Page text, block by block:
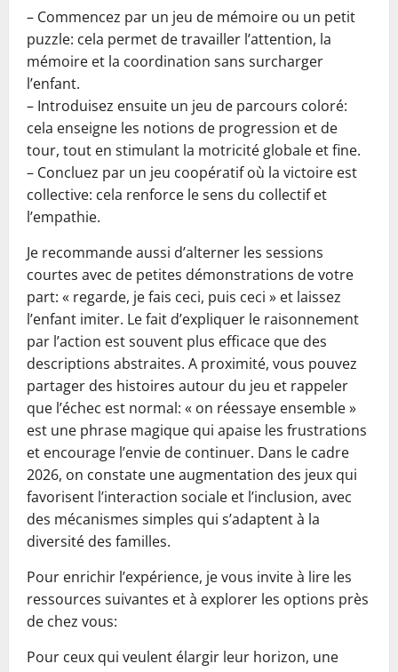
– Commencez par un jeu de mémoire ou un petit
puzzle: cela permet de travailler l’attention, la
mémoire et la coordination sans surcharger
l’enfant.
– Introduisez ensuite un jeu de parcours coloré:
cela enseigne les notions de progression et de
tour, tout en stimulant la motricité globale et fine.
– Concluez par un jeu coopératif où la victoire est
collective: cela renforce le sens du collectif et
l’empathie.
Je recommande aussi d’alterner les sessions
courtes avec de petites démonstrations de votre
part: « regarde, je fais ceci, puis ceci » et laissez
l’enfant imiter. Le fait d’expliquer le raisonnement
par l’action est souvent plus efficace que des
descriptions abstraites. A proximité, vous pouvez
partager des histoires autour du jeu et rappeler
que l’échec est normal: « on réessaye ensemble »
est une phrase magique qui apaise les frustrations
et encourage l’envie de continuer. Dans le cadre
2026, on constate une augmentation des jeux qui
favorisent l’interaction sociale et l’inclusion, avec
des mécanismes simples qui s’adaptent à la
diversité des familles.
Pour enrichir l’expérience, je vous invite à lire les
ressources suivantes et à explorer les options près
de chez vous:
Pour ceux qui veulent élargir leur horizon, une